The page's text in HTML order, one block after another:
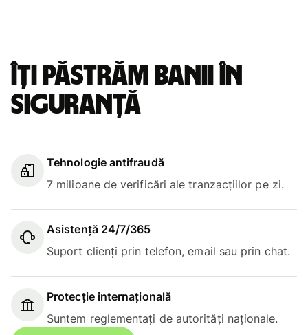
Îți păstrăm banii în
siguranță
Tehnologie antifraudă
7 milioane de verificări ale tranzacțiilor pe zi.
Asistență 24/7/365
Suport clienți prin telefon, email sau prin chat.
Protecție internațională
Suntem reglementați de autorități naționale.